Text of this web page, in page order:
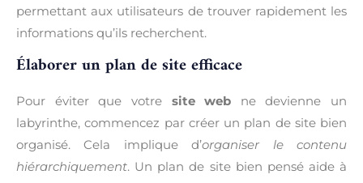
permettant aux utilisateurs de trouver rapidement les
informations qu’ils recherchent.
Élaborer un plan de site efficace
Pour éviter que votre site web ne devienne un
labyrinthe, commencez par créer un plan de site bien
organisé. Cela implique d’organiser le contenu
hiérarchiquement. Un plan de site bien pensé aide à